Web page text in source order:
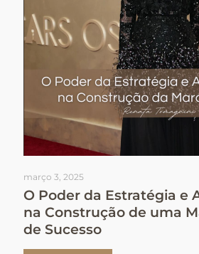
março 3, 2025
O Poder da Estratégia e
na Construção de uma
de Sucesso